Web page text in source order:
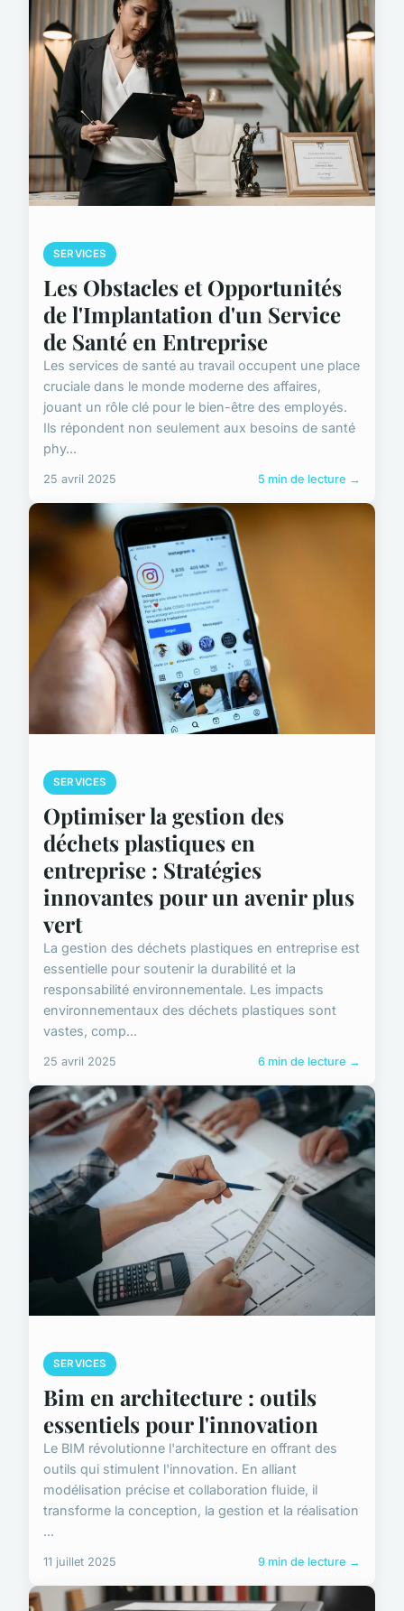
SERVICES
Les Obstacles et Opportunités
de l'Implantation d'un Service
de Santé en Entreprise
Les services de santé au travail occupent une place
cruciale dans le monde moderne des affaires,
jouant un rôle clé pour le bien-être des employés.
Ils répondent non seulement aux besoins de santé
phy...
25 avril 2025 5 min de lecture →
SERVICES
Optimiser la gestion des
déchets plastiques en
entreprise : Stratégies
innovantes pour un avenir plus
vert
La gestion des déchets plastiques en entreprise est
essentielle pour soutenir la durabilité et la
responsabilité environnementale. Les impacts
environnementaux des déchets plastiques sont
vastes, comp...
25 avril 2025 6 min de lecture →
SERVICES
Bim en architecture : outils
essentiels pour l'innovation
Le BIM révolutionne l'architecture en offrant des
outils qui stimulent l'innovation. En alliant
modélisation précise et collaboration fluide, il
transforme la conception, la gestion et la réalisation
...
11 juillet 2025 9 min de lecture →